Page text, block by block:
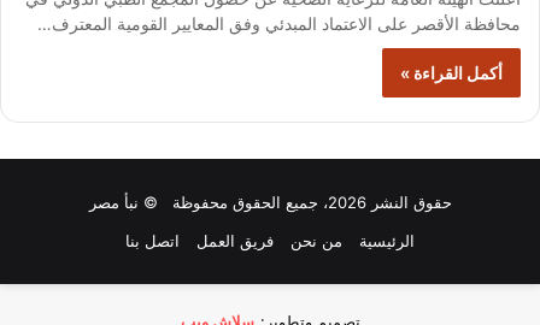
محافظة الأقصر على الاعتماد المبدئي وفق المعايير القومية المعترف…
أكمل القراءة »
حقوق النشر 2026، جميع الحقوق محفوظة © نبأ مصر
الرئيسية
من نحن فريق العمل اتصل بنا